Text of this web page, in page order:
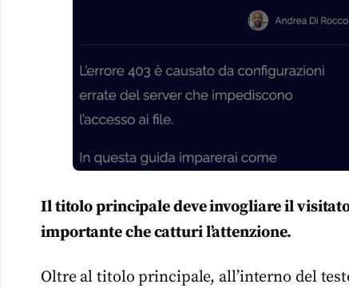
Il titolo principale deve invogliare il
importante che catturi l’attenzione.
Oltre al titolo principale, all’interno del